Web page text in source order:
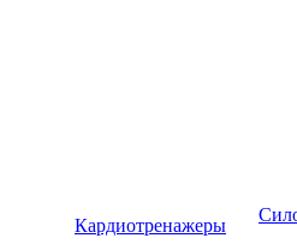
Кардиотренажеры